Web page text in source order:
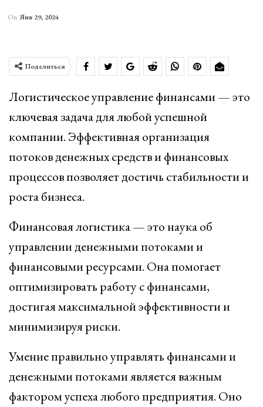
On Янв 29, 2024
Поделиться
Логистическое управление финансами — это
ключевая задача для любой успешной
компании. Эффективная организация
потоков денежных средств и финансовых
процессов позволяет достичь стабильности и
роста бизнеса.
Финансовая логистика — это наука об
управлении денежными потоками и
финансовыми ресурсами. Она помогает
оптимизировать работу с финансами,
достигая максимальной эффективности и
минимизируя риски.
Умение правильно управлять финансами и
денежными потоками является важным
фактором успеха любого предприятия. Оно